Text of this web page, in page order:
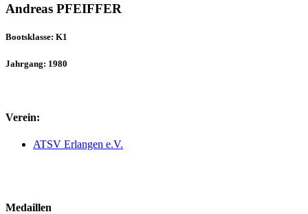
Andreas PFEIFFER
Bootsklasse: K1
Jahrgang: 1980
Verein:
ATSV Erlangen e.V.
Medaillen